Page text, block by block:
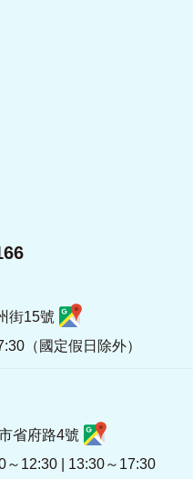
街15號
（國定假日除外）
省府路4號
～12:30 | 13:30～17:30